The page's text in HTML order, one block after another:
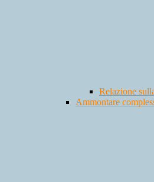
Relazione
Ammontare